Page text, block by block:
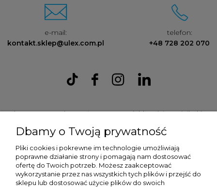
e-mail:
kontakt.sklep@ulex.com.pl
telefon:
+48 728 202 070
Ulex Sp. z O.O. , ul. T.T. Jeża 15, 43-300 Bielsko Biała, woj. śląskie,
9372470787
Dbamy o Twoją prywatność
Pliki cookies i pokrewne im technologie umożliwiają
poprawne działanie strony i pomagają nam dostosować
ofertę do Twoich potrzeb. Możesz zaakceptować
wykorzystanie przez nas wszystkich tych plików i przejść do
sklepu lub dostosować użycie plików do swoich